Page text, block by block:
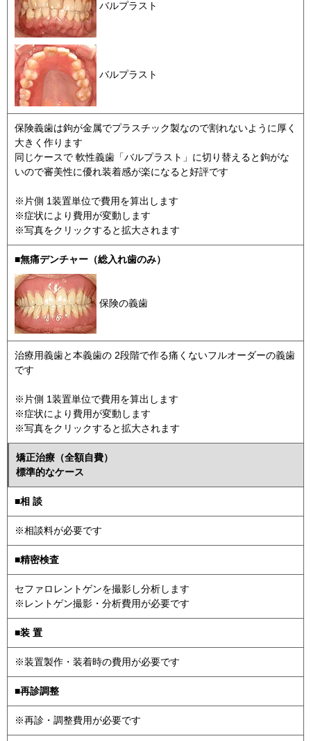
バルプラスト
バルプラスト
保険義歯は鉤が金属でプラスチック製なので割れないように厚く
大きく作ります
同じケースで 軟性義歯「バルプラスト」に切り替えると鉤がな
いので審美性に優れ装着感が楽になると好評です
※片側 1装置単位で費用を算出します
※症状により費用が変動します
※写真をクリックすると拡大されます
■無痛デンチャー（総入れ歯のみ）
保険の義歯
治療用義歯と本義歯の 2段階で作る痛くないフルオーダーの義歯
です
※片側 1装置単位で費用を算出します
※症状により費用が変動します
※写真をクリックすると拡大されます
矯正治療（全額自費）
標準的なケース
■相 談
※相談料が必要です
■精密検査
セファロレントゲンを撮影し分析します
※レントゲン撮影・分析費用が必要です
■装 置
※装置製作・装着時の費用が必要です
■再診調整
※再診・調整費用が必要です